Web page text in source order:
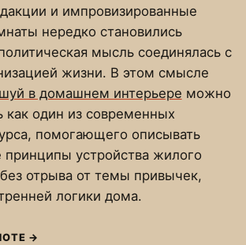
и импровизированные
нередко становились
мысль соединялась с
жизни. В этом смысле
в домашнем интерьере можно
как один из современных
помогающего описывать
принципы устройства жилого
отрыва от темы привычек,
логики дома.
→